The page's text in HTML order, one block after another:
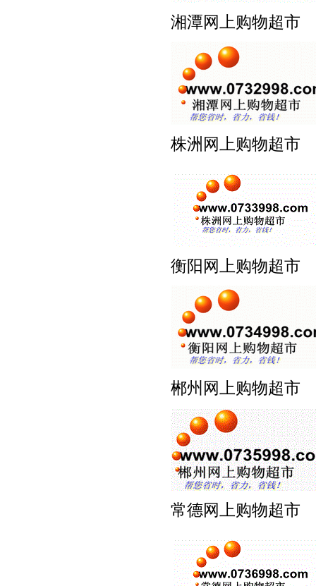
湘潭网上购物超
株洲网上购物超
衡阳网上购物超
郴州网上购物超
常德网上购物超